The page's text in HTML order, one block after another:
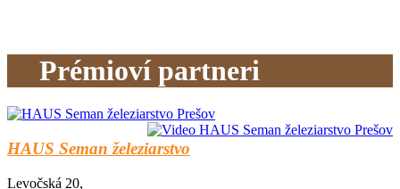
Prémioví partneri
HAUS Seman železiarstvo
Levočská 20,